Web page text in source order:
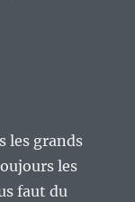
les grands
les
faut du